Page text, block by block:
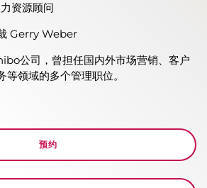
资源顾问
Gerry Weber
公司，曾担任国内外市场营销、客户
等领域的多个管理职位。
预约